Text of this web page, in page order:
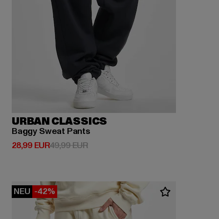
URBAN CLASSICS
Baggy Sweat Pants
28,99 EUR
Derzeitiger Preis: 28,99 EUR
49,99 EURAktionspreis: 49,99 EUR
NEU -42%